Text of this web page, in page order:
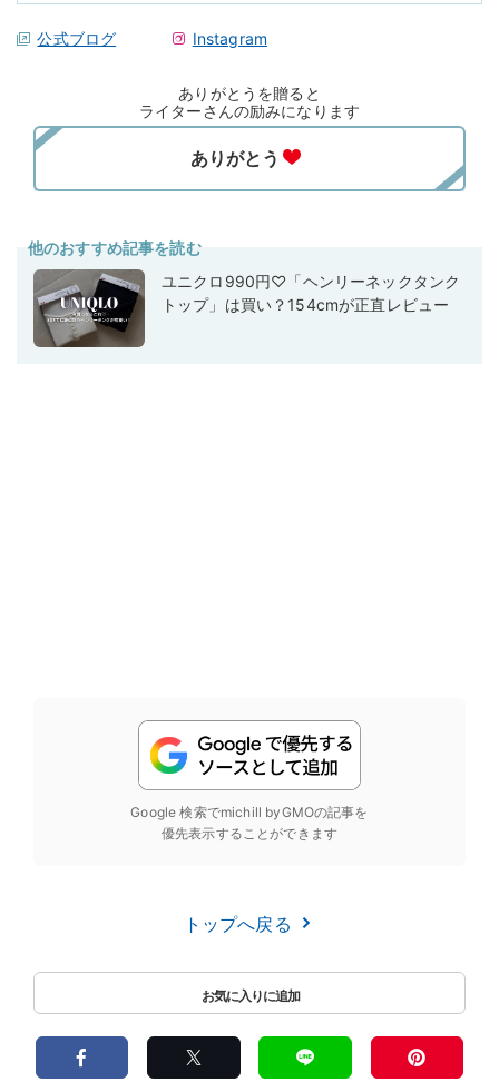
公式ブログ Instagram
ありがとうを贈ると
ライターさんの励みになります
他のおすすめ記事を読む
ユニクロ990円♡「ヘンリーネックタンク
トップ」は買い？154cmが正直レビュー
Google 検索でmichill byGMOの記事を
優先表示することができます
トップへ戻る